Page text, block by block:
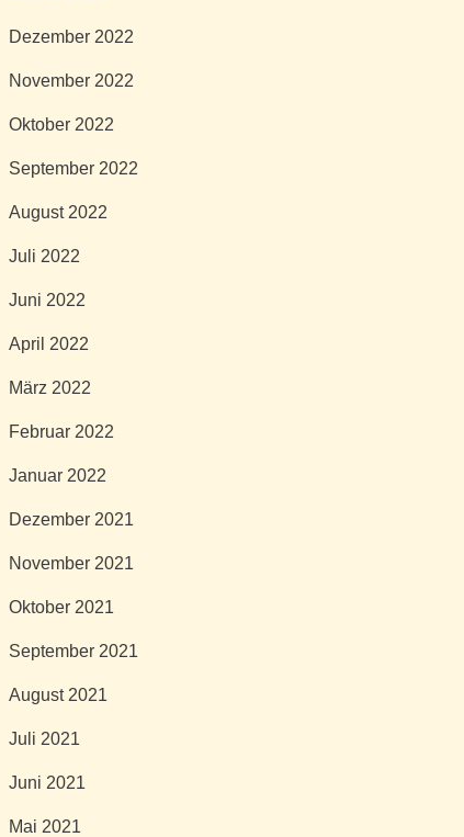
Dezember 2022
November 2022
Oktober 2022
September 2022
August 2022
Juli 2022
Juni 2022
April 2022
März 2022
Februar 2022
Januar 2022
Dezember 2021
November 2021
Oktober 2021
September 2021
August 2021
Juli 2021
Juni 2021
Mai 2021